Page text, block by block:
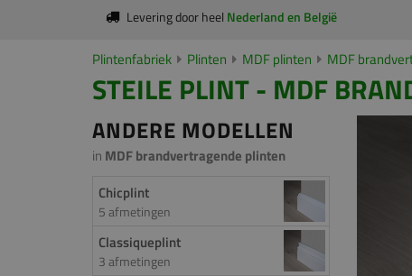
Levering door heel Nederland en België
Plintenfabriek Plinten MDF plinten MDF
STEILE PLINT - MDF
ANDERE MODELLEN
in MDF brandvertragende plinten
Chicplint
5 afmetingen
Classiqueplint
3 afmetingen